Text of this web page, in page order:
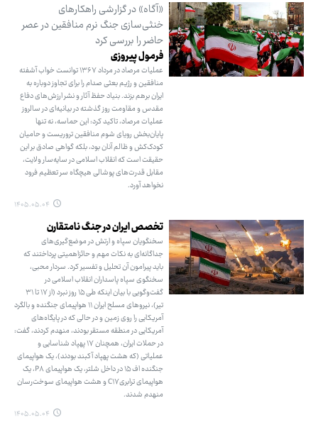
«آگاه» در گزارشی راهکارهای
خنثی‌سازی جنگ نرم منافقین در عصر
حاضر را بررسی کرد
فرمول پیروزی
عملیات مرصاد در مرداد ۱۳۶۷ توانست خواب آشفته
منافقین و رژیم بعثی صدام را برای تجاوز دوباره به
ایران برهم بزند. بنیاد حفظ آثار و نشر ارزش‌های دفاع
مقدس و مقاومت روز گذشته در بیانیه‌ای در سالروز
عملیات مرصاد، تاکید کرد: این حماسه، نه تنها
پایان‌بخش رویای شوم منافقین تروریست و حامیان
کودک‌کش و ظالم آنان بود، بلکه گواهی صادق بر این
حقیقت است که انقلاب اسلامی در سایه‌سار ولایت،
مقابل قدرت‌های پوشالی هیچگاه سر تعظیم فرود
نخواهد آورد.
۱۴۰۵.۰۵.۰۴
تخصص ایران در جنگ نامتقارن
سخنگویان سپاه و ارتش در موضع‌گیری‌های
جداگانه‌ای به نکات مهم و حائزاهمیتی پرداختند که
باید پیرامون آن تحلیل و تفسیر کرد. سردار محبی،
سخنگوی سپاه پاسداران انقلاب اسلامی در
گفت‌وگویی با بیان اینکه طی ۱۵ روز نبرد (از ۱۷ تا ۳۱
تیر)، نیروهای مسلح ایران ۱۱ هواپیمای جنگنده و بالگرد
آمریکایی را روی زمین و در حالی که در پایگاه‌های
آمریکایی در منطقه مستقر بودند، منهدم کردند، گفت:
در حملات ایران، همچنان ۱۷ پهپاد شناسایی و
عملیاتی (که هشت پهپاد آکبند بودند)، یک هواپیمای
جنگنده اف ۱۵ در داخل شلتر، یک هواپیمای P۸، یک
هواپیمای ترابریC۱۷ و هشت هواپیمای سوخت‌رسان
منهدم شدند.
۱۴۰۵.۰۵.۰۴